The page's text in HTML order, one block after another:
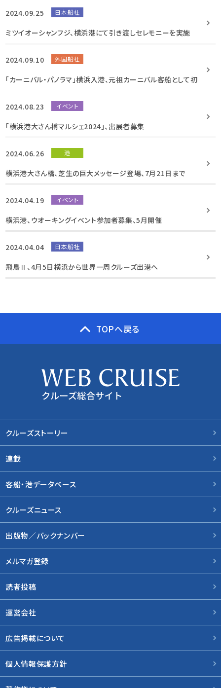
2024.09.25 日本船社
ミツイオーシャンフジ、横浜港にて引き渡しセレモニーを実施
2024.09.10 外国船社
「カーニバル・パノラマ」横浜入港、元祖カーニバル客船として初
2024.08.23 イベント
「横浜港大さん橋マルシェ2024」、出展者募集
2024.06.26 港
横浜港大さん橋、芝生の巨大メッセージ登場、7月21日まで
2024.04.19 イベント
横浜港、ウオーキングイベント参加者募集、5月開催
2024.04.04 日本船社
飛鳥Ⅱ、4月5日横浜から世界一周クルーズ出港へ
TOPへ戻る
クルーズストーリー
連載
客船・港データベース
クルーズニュース
出版物／バックナンバー
メルマガ登録
読者投稿
運営会社
広告掲載について
個人情報保護方針